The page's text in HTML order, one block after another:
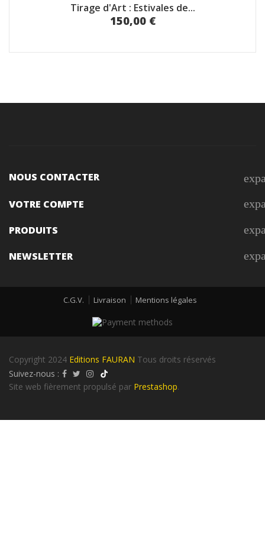
Tirage d'Art : Estivales de...
150,00 €
NOUS CONTACTER
VOTRE COMPTE
PRODUITS
NEWSLETTER
C.G.V. Livraison Mentions légales
Copyright 2024 Editions FAURAN Tous droits réservés
Suivez-nous :
Site web fièrement propulsé par Prestashop.